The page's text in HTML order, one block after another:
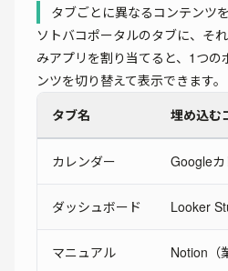
タブごとに異なるコンテンツ
ソトバコポータルのタブに、そ
みアプリを割り当てると、1つ
ンツを切り替えて表示できます。
タブ名
埋め込む
カレンダー Googleカ
ダッシュボード Looker
マニュアル Notion（